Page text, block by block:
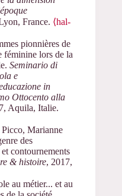
France. ⟨hal-
pionnières de
féminine lors de la
Seminario di
e
in
Ottocento alla
Aquila, Italie.
Marianne
des
contournements
& histoire, 2017,
au métier... et au